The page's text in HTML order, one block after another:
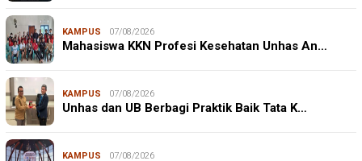
KAMPUS 07/08/2026
Mahasiswa KKN Profesi Kesehatan Unhas An…
KAMPUS 07/08/2026
Unhas dan UB Berbagi Praktik Baik Tata K…
KAMPUS 07/08/2026